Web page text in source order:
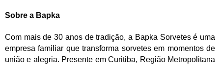
Sobre a Bapka
Com mais de 30 anos de tradição, a Bapka Sorvetes é uma
empresa familiar que transforma sorvetes em momentos de
união e alegria. Presente em Curitiba, Região Metropolitana